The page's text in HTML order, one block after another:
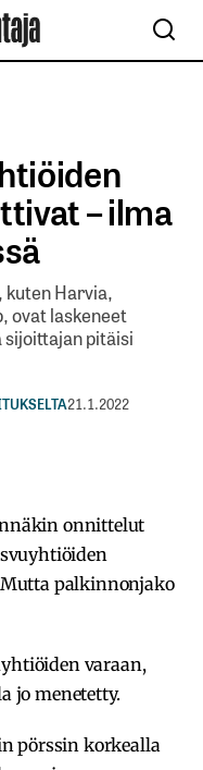
– ilma
kuten Harvia,
ovat laskeneet
sijoittajan pitäisi
21.1.2022
onnittelut
palkinnonjako
varaan,
jo menetetty.
pörssin korkealla